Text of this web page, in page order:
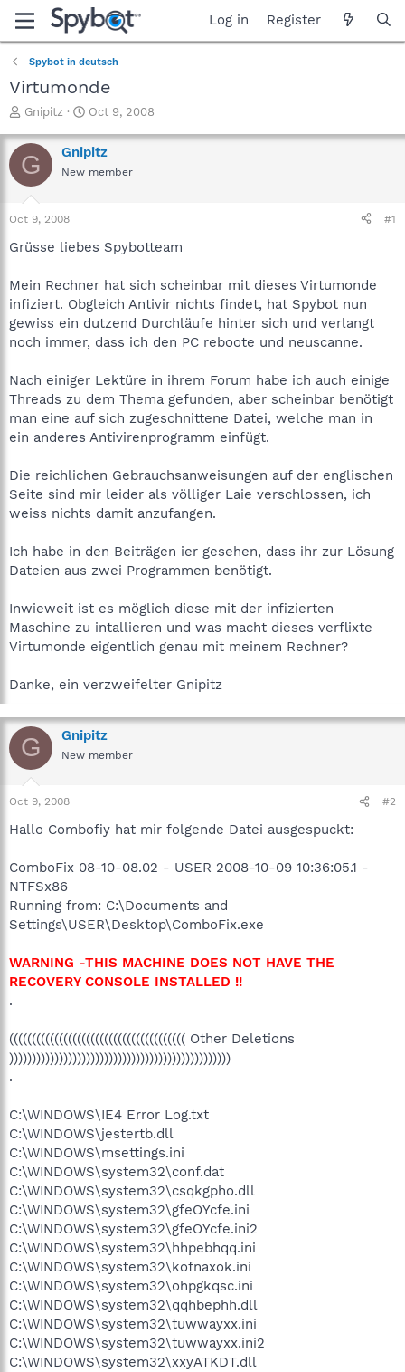
Log in Register
Spybot in deutsch
Virtumonde
T
r
e
a
t
a
e
r
Gnipitz
S
a
r
t
e
Oct 9, 2008
G Gnipitz
New member
Oct 9, 2008 #1
Grüsse liebes Spybotteam
Mein Rechner hat sich scheinbar mit dieses Virtumonde
infiziert. Obgleich Antivir nichts findet, hat Spybot nun
gewiss ein dutzend Durchläufe hinter sich und verlangt
noch immer, dass ich den PC reboote und neuscanne.
Nach einiger Lektüre in ihrem Forum habe ich auch einige
Threads zu dem Thema gefunden, aber scheinbar benötigt
man eine auf sich zugeschnittene Datei, welche man in
ein anderes Antivirenprogramm einfügt.
Die reichlichen Gebrauchsanweisungen auf der englischen
Seite sind mir leider als völliger Laie verschlossen, ich
weiss nichts damit anzufangen.
Ich habe in den Beiträgen ier gesehen, dass ihr zur Lösung
Dateien aus zwei Programmen benötigt.
Inwieweit ist es möglich diese mit der infizierten
Maschine zu intallieren und was macht dieses verflixte
Virtumonde eigentlich genau mit meinem Rechner?
Danke, ein verzweifelter Gnipitz
G Gnipitz
New member
Oct 9, 2008 #2
Hallo Combofiy hat mir folgende Datei ausgespuckt:
ComboFix 08-10-08.02 - USER 2008-10-09 10:36:05.1 -
NTFSx86
Running from: C:\Documents and
Settings\USER\Desktop\ComboFix.exe
WARNING -THIS MACHINE DOES NOT HAVE THE
RECOVERY CONSOLE INSTALLED !!
.
((((((((((((((((((((((((((((((((((((((( Other Deletions
)))))))))))))))))))))))))))))))))))))))))))))))))
.
C:\WINDOWS\IE4 Error Log.txt
C:\WINDOWS\jestertb.dll
C:\WINDOWS\msettings.ini
C:\WINDOWS\system32\conf.dat
C:\WINDOWS\system32\csqkgpho.dll
C:\WINDOWS\system32\gfeOYcfe.ini
C:\WINDOWS\system32\gfeOYcfe.ini2
C:\WINDOWS\system32\hhpebhqq.ini
C:\WINDOWS\system32\kofnaxok.ini
C:\WINDOWS\system32\ohpgkqsc.ini
C:\WINDOWS\system32\qqhbephh.dll
C:\WINDOWS\system32\tuwwayxx.ini
C:\WINDOWS\system32\tuwwayxx.ini2
C:\WINDOWS\system32\xxyATKDT.dll